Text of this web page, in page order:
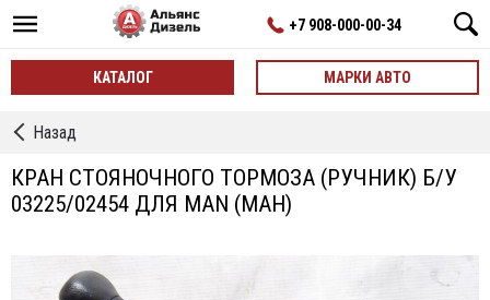
+7 908-000-00-34
КАТАЛОГ МАРКИ АВТО
←
Стояночного
Тормоза
Назад
КРАН СТОЯНОЧНОГО ТОРМОЗА (РУЧНИК) Б/У
03225/02454 ДЛЯ MAN (МАН)